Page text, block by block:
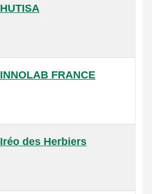
HUTISA
INNOLAB FRANCE
Iréo des Herbiers